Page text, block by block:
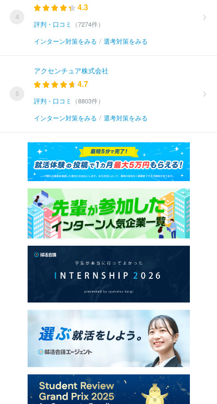
4
4.3
評判・口コミ
（7274件）
インターン対策をみる / 選考対策をみる
5
アクセンチュア株式会社
4.7
評判・口コミ
（8803件）
インターン対策をみる / 選考対策をみる